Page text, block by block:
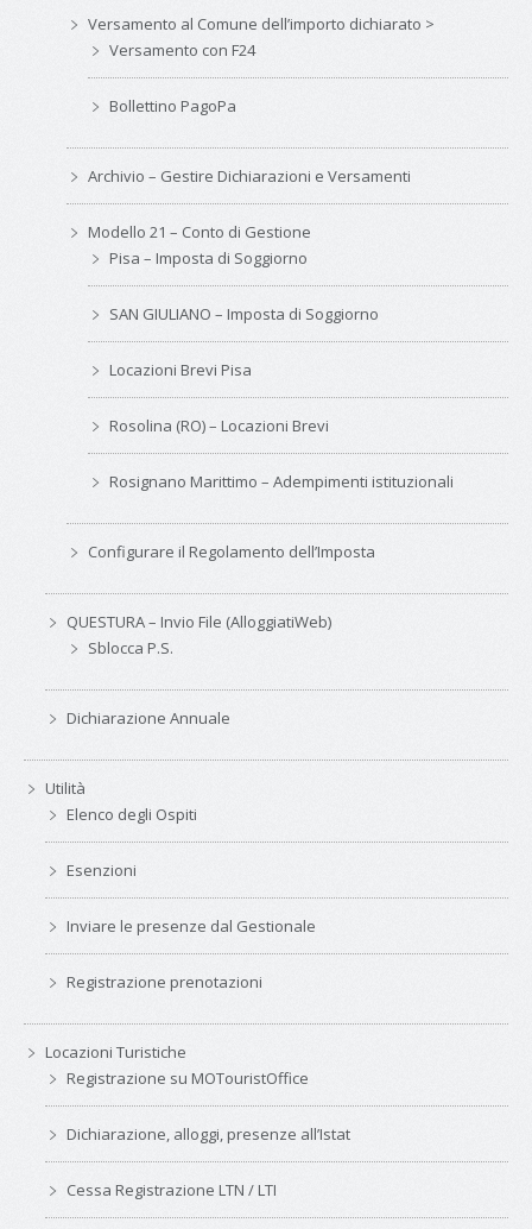
Versamento al Comune dell’importo dichiarato >
Versamento con F24
Bollettino PagoPa
Archivio – Gestire Dichiarazioni e Versamenti
Modello 21 – Conto di Gestione
Pisa – Imposta di Soggiorno
SAN GIULIANO – Imposta di Soggiorno
Locazioni Brevi Pisa
Rosolina (RO) – Locazioni Brevi
Rosignano Marittimo – Adempimenti istituzionali
Configurare il Regolamento dell’Imposta
QUESTURA – Invio File (AlloggiatiWeb)
Sblocca P.S.
Dichiarazione Annuale
Utilità
Elenco degli Ospiti
Esenzioni
Inviare le presenze dal Gestionale
Registrazione prenotazioni
Locazioni Turistiche
Registrazione su MOTouristOffice
Dichiarazione, alloggi, presenze all’Istat
Cessa Registrazione LTN / LTI